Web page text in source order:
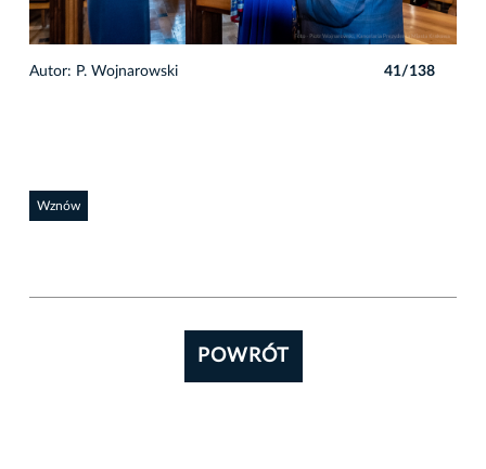
Autor: P. Wojnarowski 41/138
Wznów
POWRÓT